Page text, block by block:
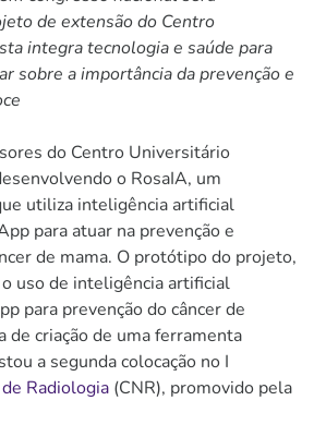
de extensão do Centro
integra tecnologia e saúde para
sobre a importância da prevenção e
do Centro Universitário
o RosaIA, um
utiliza inteligência artificial
para atuar na prevenção e
de mama. O protótipo do projeto,
uso de inteligência artificial
para prevenção do câncer de
de criação de uma ferramenta
a segunda colocação no I
Radiologia (CNR), promovido pela